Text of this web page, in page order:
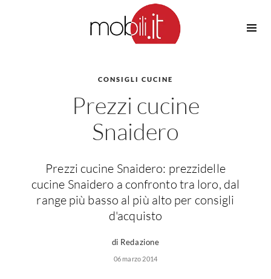
Cucine Design
Cucine Moderne
Cucine Country
Consigli Cucine
Attrezzature Interne
Elettrodomestici
Casette in Legno
Pergole
Giardinaggio
Piante
CONSIGLI CUCINE
Prezzi cucine
Snaidero
Prezzi cucine Snaidero: prezzidelle
cucine Snaidero a confronto tra loro, dal
range più basso al più alto per consigli
d'acquisto
di Redazione
06 marzo 2014